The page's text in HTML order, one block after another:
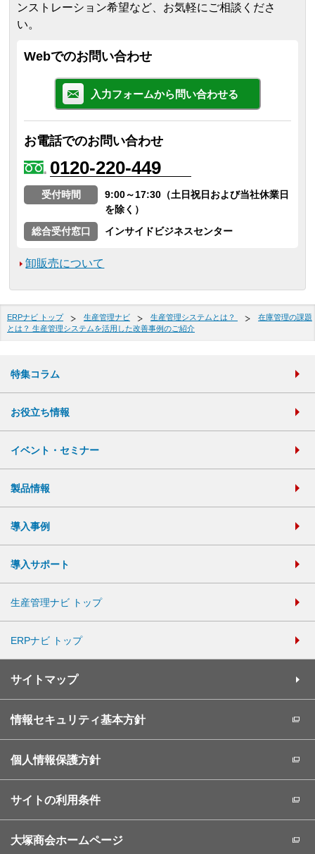
ンストレーション希望など、お気軽にご相談くださ
い。
Webでのお問い合わせ
入力フォームから問い合わせる
お電話でのお問い合わせ
0120-220-449
受付時間
9:00～17:30（土日祝日および当社休業日
を除く）
総合受付窓口
インサイドビジネスセンター
卸販売について
ERPナビ トップ 生産管理ナビ 生産管理システムとは？
在庫管理の課題
とは？ 生産管理システムを活用した改善事例のご紹介
特集コラム
お役立ち情報
イベント・セミナー
製品情報
導入事例
導入サポート
生産管理ナビ トップ
ERPナビ トップ
サイトマップ
情報セキュリティ基本方針
個人情報保護方針
サイトの利用条件
大塚商会ホームページ